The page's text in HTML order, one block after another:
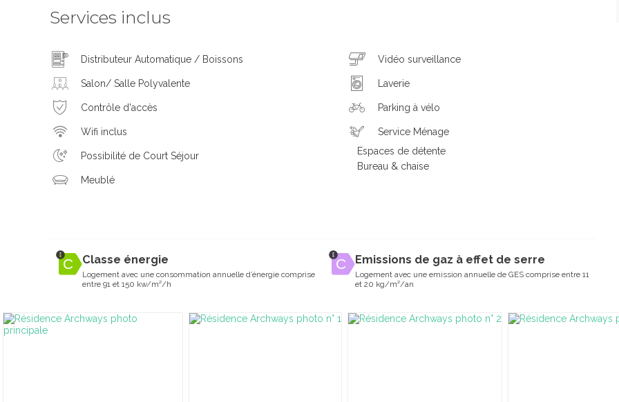
Services inclus
Distributeur Automatique / Boissons
Salon/ Salle Polyvalente
Contrôle d'accès
Wifi inclus
Possibilité de Court Séjour
Meublé
Vidéo surveillance
Laverie
Parking à vélo
Service Ménage
Espaces de détente
Bureau & chaise
Classe énergie
Logement avec une consommation annuelle d’énergie comprise
entre 91 et 150 kw/m²/h
Emissions de gaz à effet de serre
Logement avec une emission annuelle de GES comprise entre 11
et 20 kg/m²/an